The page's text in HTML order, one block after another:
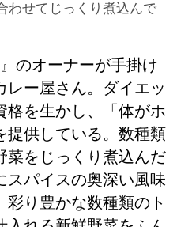
わせてじっくり煮込んで
のオーナーが手掛け
レー屋さん。ダイエッ
格を生かし、「体がホ
提供している。数種類
菜をじっくり煮込んだ
スパイスの奥深い風味
り豊かな数種類のト